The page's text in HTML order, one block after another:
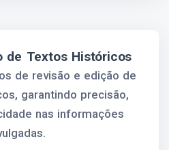
de Textos Históricos
de revisão e edição de
garantindo precisão,
nas informações